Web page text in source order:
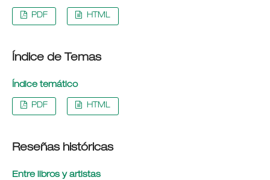
PDF HTML
Índice de Temas
Índice temático
PDF HTML
Reseñas históricas
Entre libros y artistas